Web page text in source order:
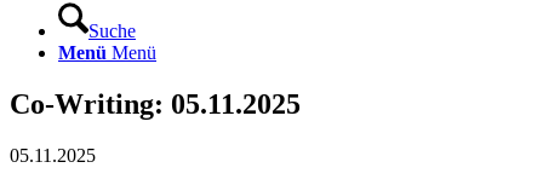
Suche
Menü Menü
Co-Writing: 05.11.2025
05.11.2025